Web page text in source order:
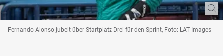
Fernando Alonso jubelt über Startplatz Drei für den Sprint, Foto: LAT Images